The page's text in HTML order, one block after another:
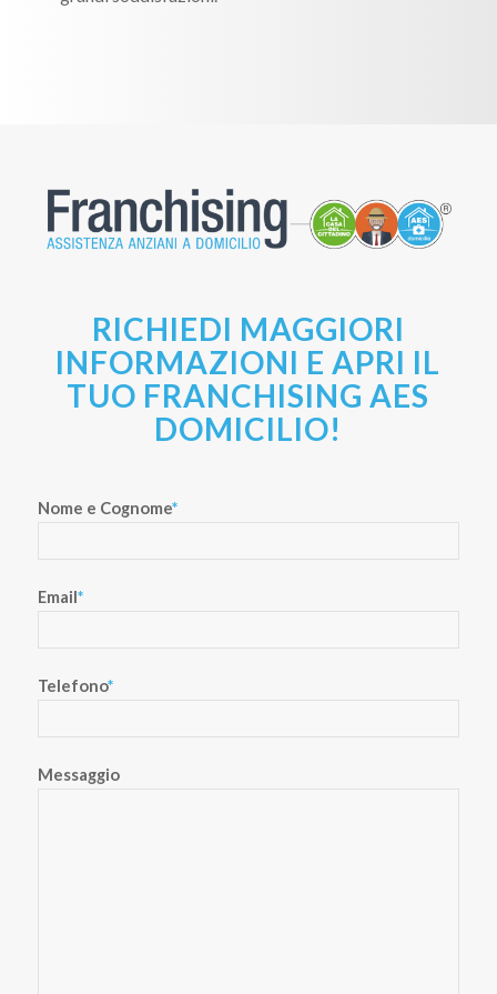
RICHIEDI MAGGIORI
INFORMAZIONI E APRI IL
TUO FRANCHISING AES
DOMICILIO!
Nome e Cognome*
Email*
Telefono*
Messaggio